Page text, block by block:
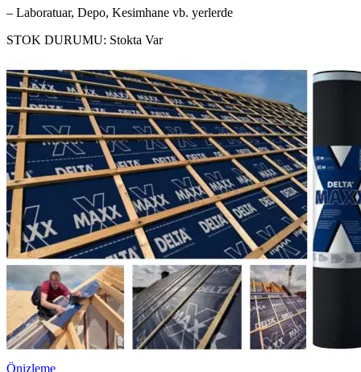
– Laboratuar, Depo, Kesimhane vb. yerlerde
STOK DURUMU: Stokta Var
Önizleme